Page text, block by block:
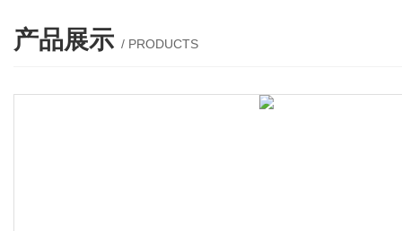
产品展示 / PRODUCTS